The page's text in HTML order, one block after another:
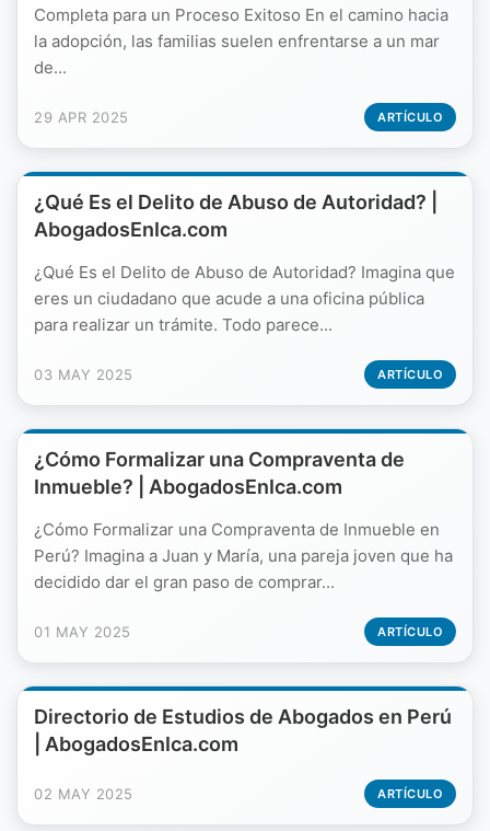
Completa para un Proceso Exitoso En el camino hacia
la adopción, las familias suelen enfrentarse a un mar
de...
29 APR 2025 ARTÍCULO
¿Qué Es el Delito de Abuso de Autoridad? |
AbogadosEnIca.com
¿Qué Es el Delito de Abuso de Autoridad? Imagina que
eres un ciudadano que acude a una oficina pública
para realizar un trámite. Todo parece...
03 MAY 2025 ARTÍCULO
¿Cómo Formalizar una Compraventa de
Inmueble? | AbogadosEnIca.com
¿Cómo Formalizar una Compraventa de Inmueble en
Perú? Imagina a Juan y María, una pareja joven que ha
decidido dar el gran paso de comprar...
01 MAY 2025 ARTÍCULO
Directorio de Estudios de Abogados en Perú
| AbogadosEnIca.com
02 MAY 2025 ARTÍCULO